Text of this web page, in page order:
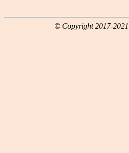
© Copyright 2017-2021,